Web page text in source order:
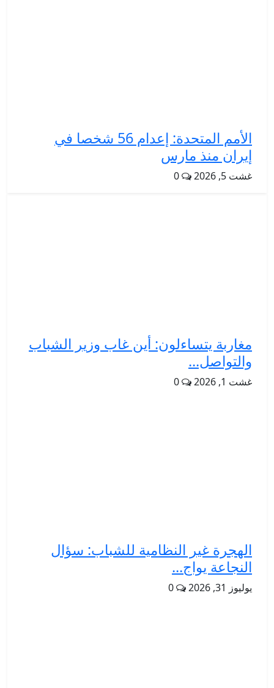
الأمم المتحدة: إعدام 56 شخصا في
إيران منذ مارس
غشت 5, 2026 0
مغاربة يتساءلون: أين غاب وزير الشباب
والتواصل...
غشت 1, 2026 0
الهجرة غير النظامية للشباب: سؤال
النجاعة يواج...
يوليوز 31, 2026 0